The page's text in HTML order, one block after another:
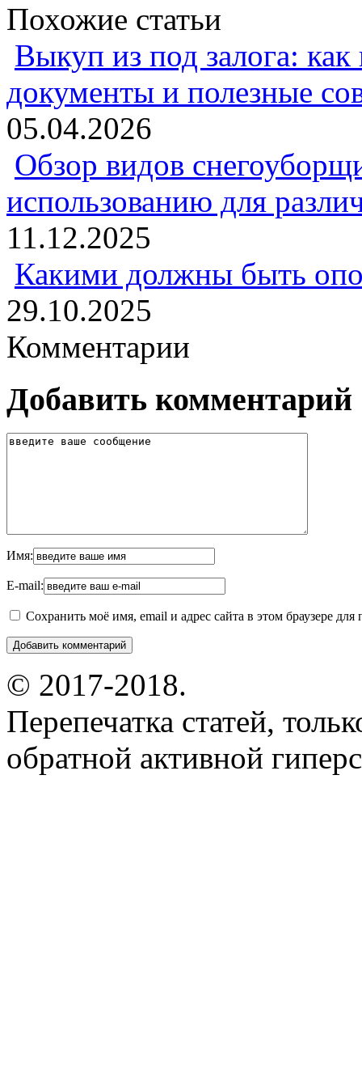
Похожие статьи
Выкуп из под залога:
документы и полезные
05.04.2026
Обзор видов
использованию для
11.12.2025
Какими должны быть
29.10.2025
Комментарии
Добавить комментарий
Имя:
E-mail:
Сохранить моё имя, email и адрес сайта в этом браузере
© 2017-2018.
Перепечатка статей,
обратной активной